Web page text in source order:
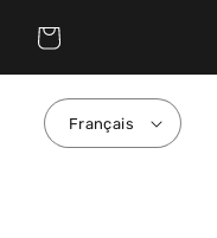
Panier
Français